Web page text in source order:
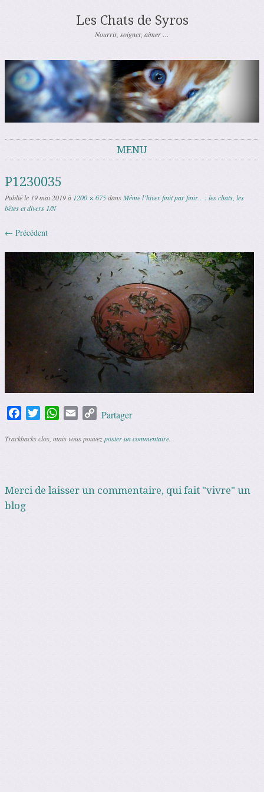
Les Chats de Syros
Nourrir, soigner, aimer …
MENU
P1230035
Publié le 19 mai 2019à 1200 × 675dansMême l’hiver finit par finir…: les chats, les
bêtes et divers 1/N
← Précédent
FacebookTwitterWhatsApp
Email Copy
Partager
Trackbacks clos, mais vous pouvezposter un commentaire
Merci de laisser un commentaire, qui fait "vivre" un
blog